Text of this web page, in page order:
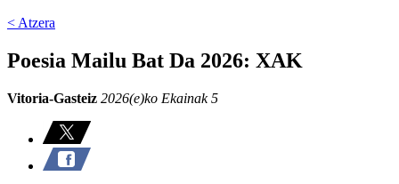
< Atzera
Poesia Mailu Bat Da 2026: XAK
Vitoria-Gasteiz 2026(e)ko Ekainak 5